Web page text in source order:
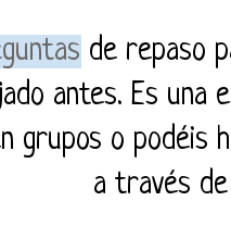
de repaso
antes. Es una
grupos o podéis
a través